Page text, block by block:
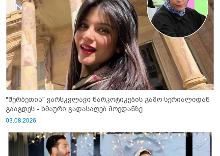
"შერბეთის" ვარსკვლავი ნარკოტიკების გამო სერიალიდან
გააგდეს - ხმაური გადასაღებ მოედანზე
03.08.2026